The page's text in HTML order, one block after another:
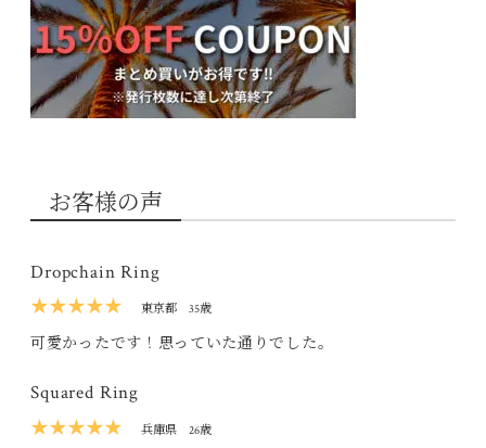
お客様の声
Dropchain Ring
★★★★★
東京都 35歳
可愛かったです！思っていた通りでした。
Squared Ring
★★★★★
兵庫県 26歳